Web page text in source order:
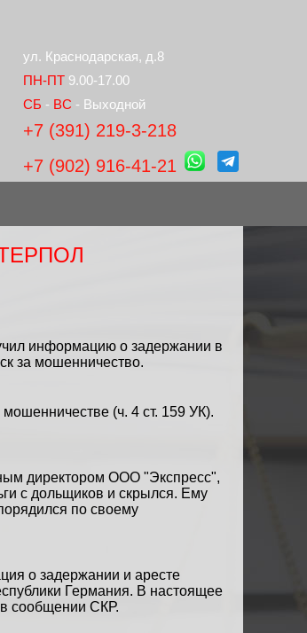
ул. Краснодарская, д.8
ПН-ПТ 9.00-17.00
СБ - ВС - Выходной
+7 (391) 219-3-218
+7 (902) 916-41-21
информацию о задержании в
за мошенничество.
(ч. 4 ст. 159 УК).
директором ООО "Экспресс",
с дольщиков и скрылся. Ему
по своему
о задержании и аресте
Германия. В настоящее
сообщении СКР.